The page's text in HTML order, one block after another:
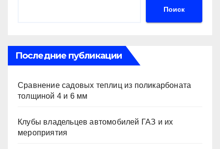
ki
ть
Поиск
Последние публикации
Сравнение садовых теплиц из поликарбоната
толщиной 4 и 6 мм
Клубы владельцев автомобилей ГАЗ и их
мероприятия